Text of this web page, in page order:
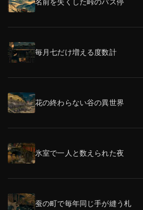
名前を失くした峠のバス停
毎月七だけ増える度数計
花の終わらない谷の異世界
氷室で一人と数えられた夜
蚕の町で毎年同じ手が縫う札